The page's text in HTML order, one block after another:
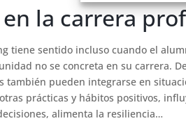
la carrera
tiene sentido incluso cuando el
no se concreta en su carrera.
también pueden integrarse en
prácticas y hábitos positivos,
alimenta la resiliencia…